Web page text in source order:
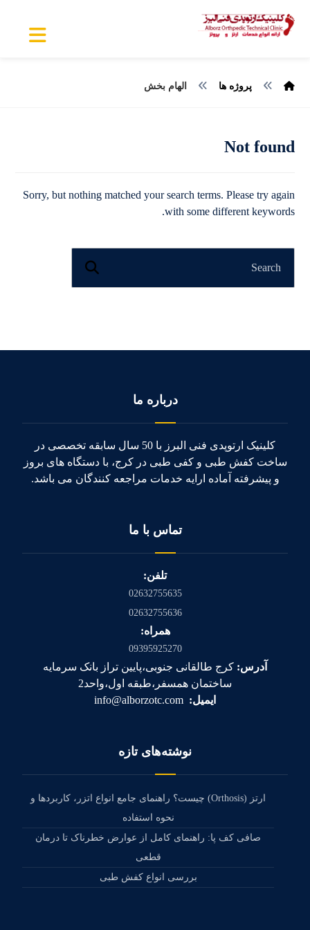
پروژه ها الهام بخش
Not found
Sorry, but nothing matched your search terms. Please try again
with some different keywords.
درباره ما
کلینیک ارتوپدی فنی البرز با 50 سال سابقه تخصصی در
ساخت کفش طبی و کفی طبی در کرج، با دستگاه های بروز
و پیشرفته آماده ارایه خدمات مراجعه کنندگان می باشد.
تماس با ما
تلفن:
02632755635
02632755636
همراه:
09395925270
آدرس: کرج طالقانی جنوبی،پایین تراز بانک سرمایه
ساختمان همسفر،طبقه اول،واحد2
ایمیل:
نوشته‌های تازه
ارتز (Orthosis) چیست؟ راهنمای جامع انواع اتزر، کاربردها و
نحوه استفاده
صافی کف پا: راهنمای کامل از عوارض خطرناک تا درمان
قطعی
بررسی انواع کفش طبی